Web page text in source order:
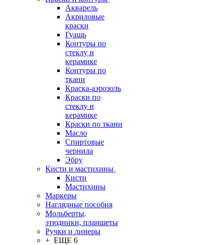
Акварель
Акриловые
краски
Гуашь
Контуры по
стеклу и
керамике
Контуры по
ткани
Краска-аэрозоль
Краски по
стеклу и
керамике
Краски по ткани
Масло
Спиртовые
чернила
Эбру
Кисти и мастихины
Кисти
Мастихины
Маркеры
Наглядные пособия
Мольберты,
этюдники, планшеты
Ручки и линеры
+ ЕЩЕ 6